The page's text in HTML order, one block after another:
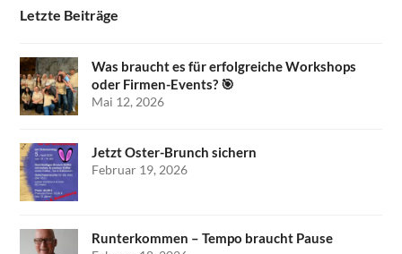
Letzte Beiträge
Was braucht es für erfolgreiche Workshops
oder Firmen-Events? 🎯
Mai 12, 2026
Jetzt Oster-Brunch sichern
Februar 19, 2026
Runterkommen – Tempo braucht Pause